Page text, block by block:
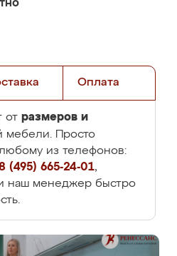
Оплата
от размеров и
мебели. Просто
из телефонов:
(495) 665-24-01,
наш менеджер быстро